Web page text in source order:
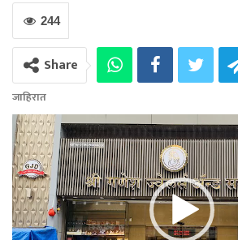
244
Share
जाहिरात
Video
Player